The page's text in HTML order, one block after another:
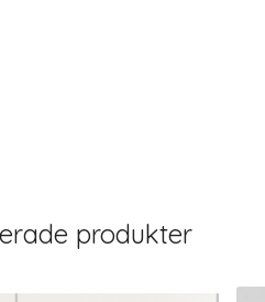
produkter